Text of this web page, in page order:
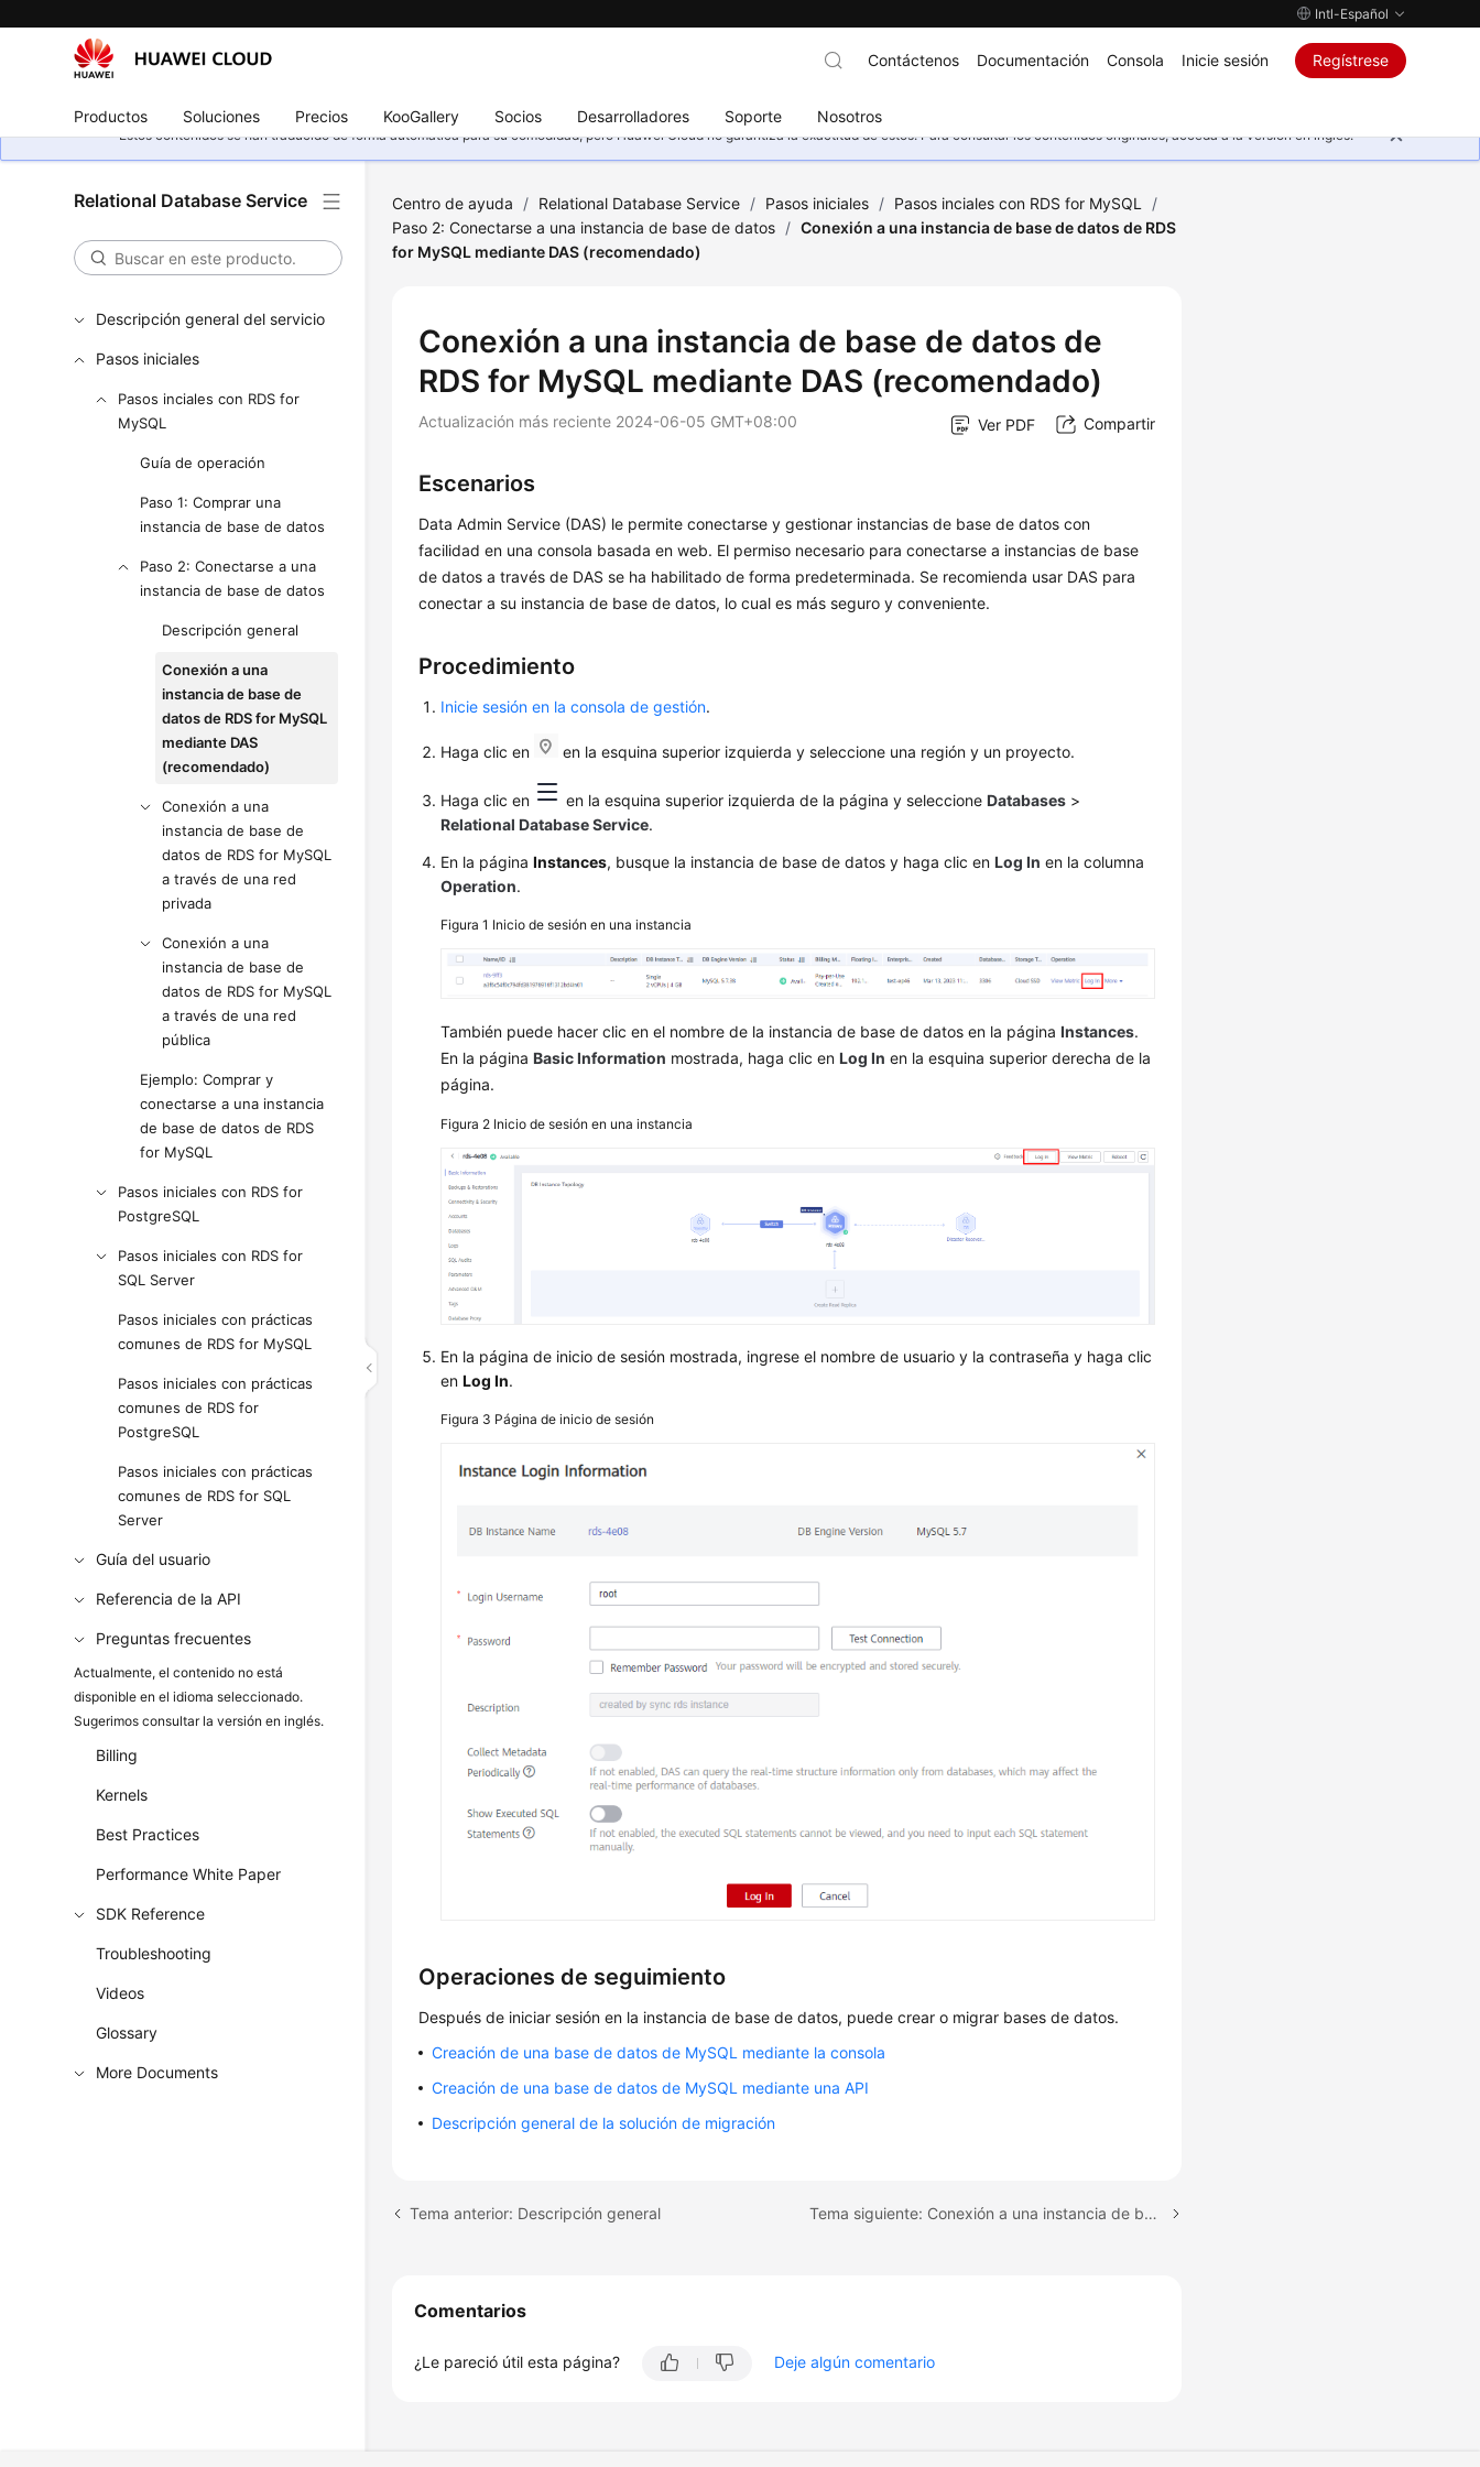
Intl-Español
Productos Soluciones Precios KooGallery Socios Desarrolladores Soporte Nosotros
Contáctenos Documentación Consola Inicie sesión Regístrese
Estos contenidos se han traducido de forma automática para su comodidad, pero Huawei Cloud no garantiza la exactitud de estos. Para consultar los contenidos originales, acceda a la versión en inglés.
Relational Database Service
Descripción general del servicio
Pasos iniciales
Pasos inciales con RDS for
MySQL
Guía de operación
Paso 1: Comprar una
instancia de base de datos
Paso 2: Conectarse a una
instancia de base de datos
Descripción general
Conexión a una
instancia de base de
datos de RDS for MySQL
mediante DAS
(recomendado)
Conexión a una
instancia de base de
datos de RDS for MySQL
a través de una red
privada
Conexión a una
instancia de base de
datos de RDS for MySQL
a través de una red
pública
Ejemplo: Comprar y
conectarse a una instancia
de base de datos de RDS
for MySQL
Pasos iniciales con RDS for
PostgreSQL
Pasos iniciales con RDS for
SQL Server
Pasos iniciales con prácticas
comunes de RDS for MySQL
Pasos iniciales con prácticas
comunes de RDS for
PostgreSQL
Pasos iniciales con prácticas
comunes de RDS for SQL
Server
Guía del usuario
Referencia de la API
Preguntas frecuentes
Actualmente, el contenido no está
disponible en el idioma seleccionado.
Sugerimos consultar la versión en inglés.
Billing
Kernels
Best Practices
Performance White Paper
SDK Reference
Troubleshooting
Videos
Glossary
More Documents
Centro de ayuda / Relational Database Service / Pasos iniciales / Pasos inciales con RDS for MySQL
/
Paso 2: Conectarse a una instancia de base de datos / Conexión a una instancia de base de datos de RDS
for MySQL mediante DAS (recomendado)
Conexión a una instancia de base de datos de
RDS for MySQL mediante DAS (recomendado)
Actualización más reciente 2024-06-05 GMT+08:00 Ver PDF Compartir
Escenarios
Data Admin Service (DAS) le permite conectarse y gestionar instancias de base de datos con
facilidad en una consola basada en web. El permiso necesario para conectarse a instancias de base
de datos a través de DAS se ha habilitado de forma predeterminada. Se recomienda usar DAS para
conectar a su instancia de base de datos, lo cual es más seguro y conveniente.
Procedimiento
Inicie sesión en la consola de gestión.
Haga clic en en la esquina superior izquierda y seleccione una región y un proyecto.
Haga clic en en la esquina superior izquierda de la página y seleccioneDatabases >
Relational Database Service.
En la páginaInstances, busque la instancia de base de datos y haga clic enLog In en la columna
Operation.
Figura 1 Inicio de sesión en una instancia
También puede hacer clic en el nombre de la instancia de base de datos en la páginaInstances.
En la páginaBasic Information mostrada, haga clic enLog In en la esquina superior derecha de la
página.
Figura 2 Inicio de sesión en una instancia
En la página de inicio de sesión mostrada, ingrese el nombre de usuario y la contraseña y haga clic
en Log In.
Figura 3 Página de inicio de sesión
Operaciones de seguimiento
Después de iniciar sesión en la instancia de base de datos, puede crear o migrar bases de datos.
Creación de una base de datos de MySQL mediante la consola
Creación de una base de datos de MySQL mediante una API
Descripción general de la solución de migración
Tema anterior: Descripción general Tema siguiente: Conexión a una instancia de base de datos de RDS for MySQL a través de una red privada
Comentarios
¿Le pareció útil esta página? Deje algún comentario